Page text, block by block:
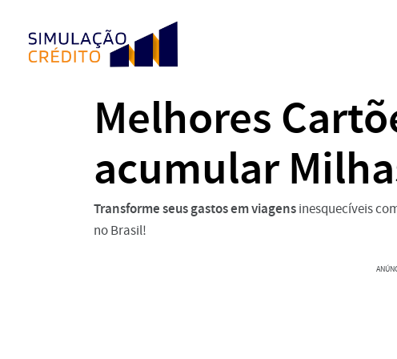
Melhores
acumular
Transforme seus gastos em viagensinesquecíveis
no Brasil!